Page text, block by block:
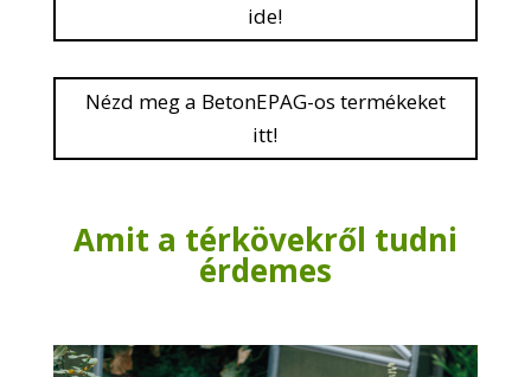
ide!
Nézd meg a BetonEPAG-os termékeket
itt!
Amit a térkövekről tudni
érdemes